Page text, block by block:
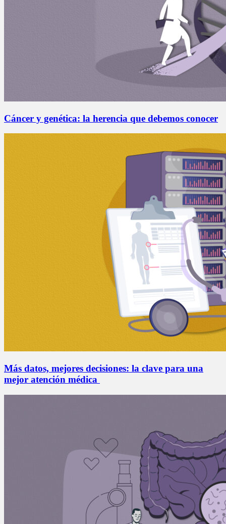
Cáncer y genética: la herencia que debemos conocer
Más datos, mejores decisiones: la clave para una
mejor atención médica